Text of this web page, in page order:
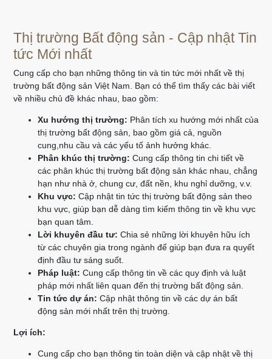
Thị trường Bất động sản - Cập nhật Tin
tức Mới nhất
Cung cấp cho bạn những thông tin và tin tức mới nhất về thị
trường bất động sản Việt Nam. Bạn có thể tìm thấy các bài viết
về nhiều chủ đề khác nhau, bao gồm:
Xu hướng thị trường: Phân tích xu hướng mới nhất của
thị trường bất động sản, bao gồm giá cả, nguồn
cung,nhu cầu và các yếu tố ảnh hưởng khác.
Phân khúc thị trường: Cung cấp thông tin chi tiết về
các phân khúc thị trường bất động sản khác nhau, chẳng
hạn như nhà ở, chung cư, đất nền, khu nghỉ dưỡng, v.v.
Khu vực: Cập nhật tin tức thị trường bất động sản theo
khu vực, giúp bạn dễ dàng tìm kiếm thông tin về khu vực
bạn quan tâm.
Lời khuyên đầu tư: Chia sẻ những lời khuyên hữu ích
từ các chuyên gia trong ngành để giúp bạn đưa ra quyết
định đầu tư sáng suốt.
Pháp luật: Cung cấp thông tin về các quy định và luật
pháp mới nhất liên quan đến thị trường bất động sản.
Tin tức dự án: Cập nhật thông tin về các dự án bất
động sản mới nhất trên thị trường.
Lợi ích:
Cung cấp cho bạn thông tin toàn diện và cập nhật về thị